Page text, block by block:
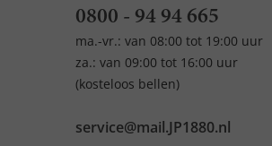
0800 - 94 94 665
ma.-vr.: van 08:00 tot 19:00 uur
za.: van 09:00 tot 16:00 uur
(kosteloos bellen)
service@mail.JP1880.nl